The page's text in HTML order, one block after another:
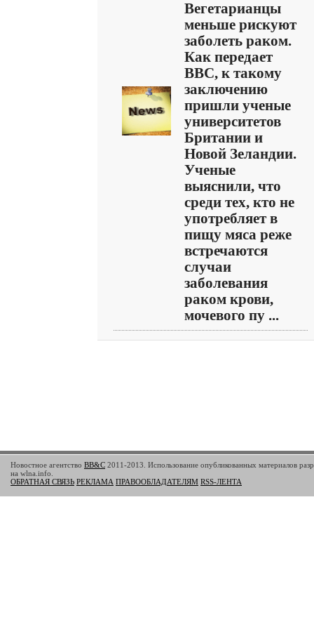
Вегетарианцы
меньше рискуют
заболеть раком.
Как передает
ВВС, к такому
заключению
пришли ученые
университетов
Британии и
Новой Зеландии.
Ученые
выяснили, что
среди тех, кто не
употребляет в
пищу мяса реже
встречаются
случаи
заболевания
раком крови,
мочевого пу ...
Новостное агентство BB&C 2011-2013. Использование опубликованных материалов
на wlna.info.
ОБРАТНАЯ СВЯЗЬ РЕКЛАМА ПРАВООБЛАДАТЕЛЯМ RSS-ЛЕНТА